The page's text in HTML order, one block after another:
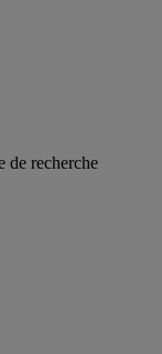
de recherche